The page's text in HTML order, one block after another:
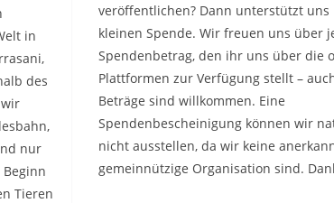
in
des
nur
Tieren
veröffentlichen? Dann unterstützt
kleinen Spende. Wir freuen uns über
Spendenbetrag, den ihr uns über die
Plattformen zur Verfügung stellt –
Beträge sind willkommen. Eine
Spendenbescheinigung können wir
nicht ausstellen, da wir keine
gemeinnützige Organisation sind.